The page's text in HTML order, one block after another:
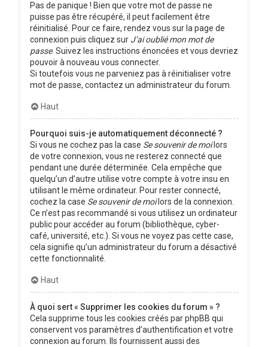
Pas de panique ! Bien que votre mot de passe ne
puisse pas être récupéré, il peut facilement être
réinitialisé. Pour ce faire, rendez vous sur la page de
connexion puis cliquez sur J’ai oublié mon mot de
passe. Suivez les instructions énoncées et vous devriez
pouvoir à nouveau vous connecter.
Si toutefois vous ne parveniez pas à réinitialiser votre
mot de passe, contactez un administrateur du forum.
Haut
Pourquoi suis-je automatiquement déconnecté ?
Si vous ne cochez pas la case Se souvenir de moilors
de votre connexion, vous ne resterez connecté que
pendant une durée déterminée. Cela empêche que
quelqu’un d’autre utilise votre compte à votre insu en
utilisant le même ordinateur. Pour rester connecté,
cochez la case Se souvenir de moilors de la connexion.
Ce n’est pas recommandé si vous utilisez un ordinateur
public pour accéder au forum (bibliothèque, cyber-
café, université, etc.). Si vous ne voyez pas cette case,
cela signifie qu’un administrateur du forum a désactivé
cette fonctionnalité.
Haut
À quoi sert « Supprimer les cookies du forum » ?
Cela supprime tous les cookies créés par phpBB qui
conservent vos paramètres d’authentification et votre
connexion au forum. Ils fournissent aussi des